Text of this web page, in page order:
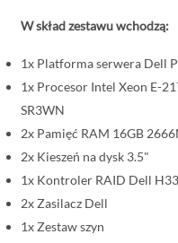
W skład zestawu wchodzą:
1x Platforma serwera Dell
1x Procesor Intel Xeon E-
SR3WN
2x Pamięć RAM 16GB
2x Kieszeń na dysk 3.5"
1x Kontroler RAID Dell
2x Zasilacz Dell
1x Zestaw szyn